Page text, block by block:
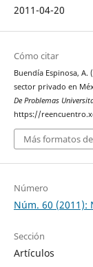
2011-04-20
Cómo citar
Buendía Espinosa,
sector privado en
De Problemas
https://
Más formatos
Número
Núm. 60 (2011):
Sección
Artículos